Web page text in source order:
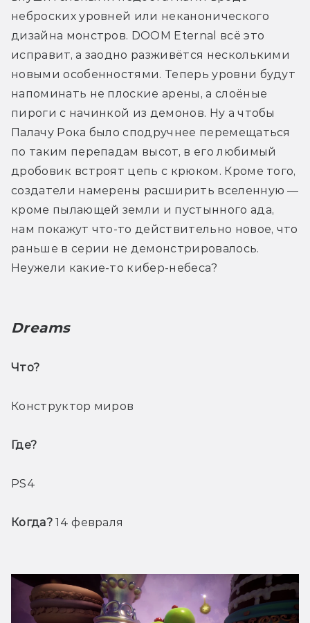
неброских уровней или неканонического
дизайна монстров. DOOM Eternal всё это
исправит, а заодно разживётся несколькими
новыми особенностями. Теперь уровни будут
напоминать не плоские арены, а слоёные
пироги с начинкой из демонов. Ну а чтобы
Палачу Рока было сподручнее перемещаться
по таким перепадам высот, в его любимый
дробовик встроят цепь с крюком. Кроме того,
создатели намерены расширить вселенную —
кроме пылающей земли и пустынного ада,
нам покажут что-то действительно новое, что
раньше в серии не демонстрировалось.
Неужели какие-то кибер-небеса?
Dreams
Что?
Конструктор миров
Где?
PS4
Когда? 14 февраля